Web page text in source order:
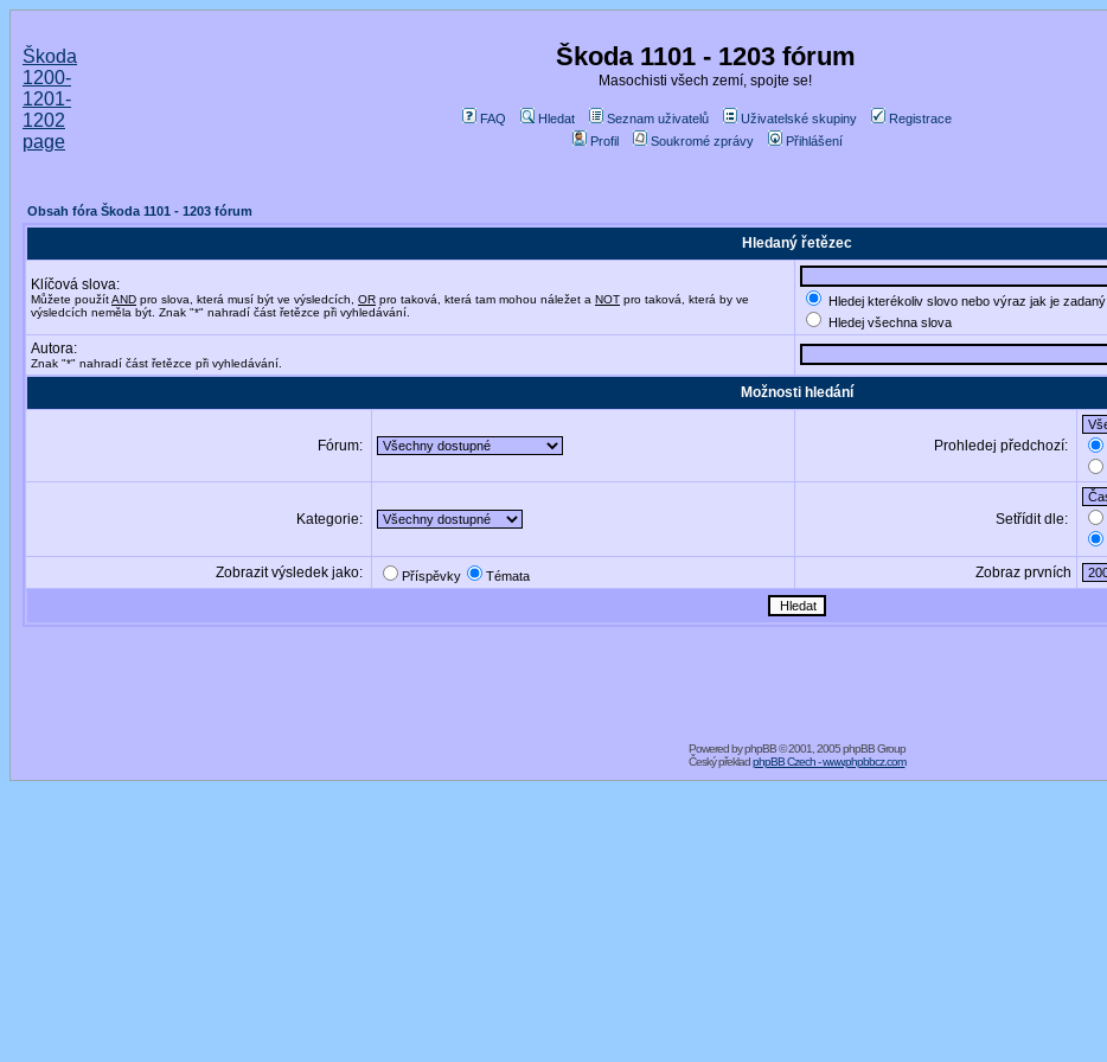
Škoda
1200-
1201-
1202
page
Škoda 1101 - 1203 fórum
Masochisti všech zemí, spojte se!
FAQ Hledat Seznam uživatelů Uživatelské skupiny
Registrace
Profil
Soukromé zprávy Přihlášení
Obsah fóra Škoda 1101 - 1203 fórum
Hledaný řetězec
Klíčová slova:
Můžete použítAND pro slova, která musí být ve výsledcích, OR pro taková, která tam mohou náležet a NOT pro taková, která by ve
výsledcích neměla být. Znak "*" nahradí část řetězce při vyhledávání.
Hledej kterékoliv slovo nebo výraz jak je zadaný
Hledej všechna slova
Autora:
Znak "*" nahradí část řetězce při vyhledávání.
Možnosti hledání
Fórum: Prohledej předchozí:
Kategorie: Setřídit dle:
Zobrazit výsledek jako: Příspěvky Témata Zobraz prvních
Powered byphpBB© 2001, 2005 phpBB Group
Český překladphpBB Czech - www.phpbbcz.com